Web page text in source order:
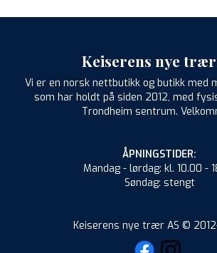
Keiserens nye trær
Vi er en norsk nettbutikk og butikk med
som har holdt på siden 2012, med
Trondheim sentrum.
ÅPNINGSTIDER:
Mandag - lørdag: kl. 10.00 -
Søndag: stengt
Keiserens nye trær AS ©